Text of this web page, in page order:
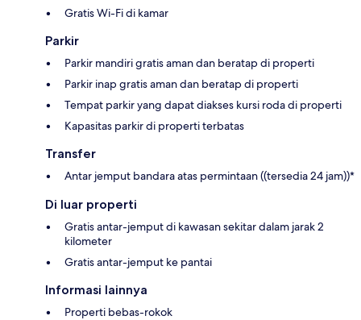
Gratis Wi-Fi di kamar
Parkir
Parkir mandiri gratis aman dan beratap di properti
Parkir inap gratis aman dan beratap di properti
Tempat parkir yang dapat diakses kursi roda di properti
Kapasitas parkir di properti terbatas
Transfer
Antar jemput bandara atas permintaan ((tersedia 24 jam))*
Di luar properti
Gratis antar-jemput di kawasan sekitar dalam jarak 2
kilometer
Gratis antar-jemput ke pantai
Informasi lainnya
Properti bebas-rokok